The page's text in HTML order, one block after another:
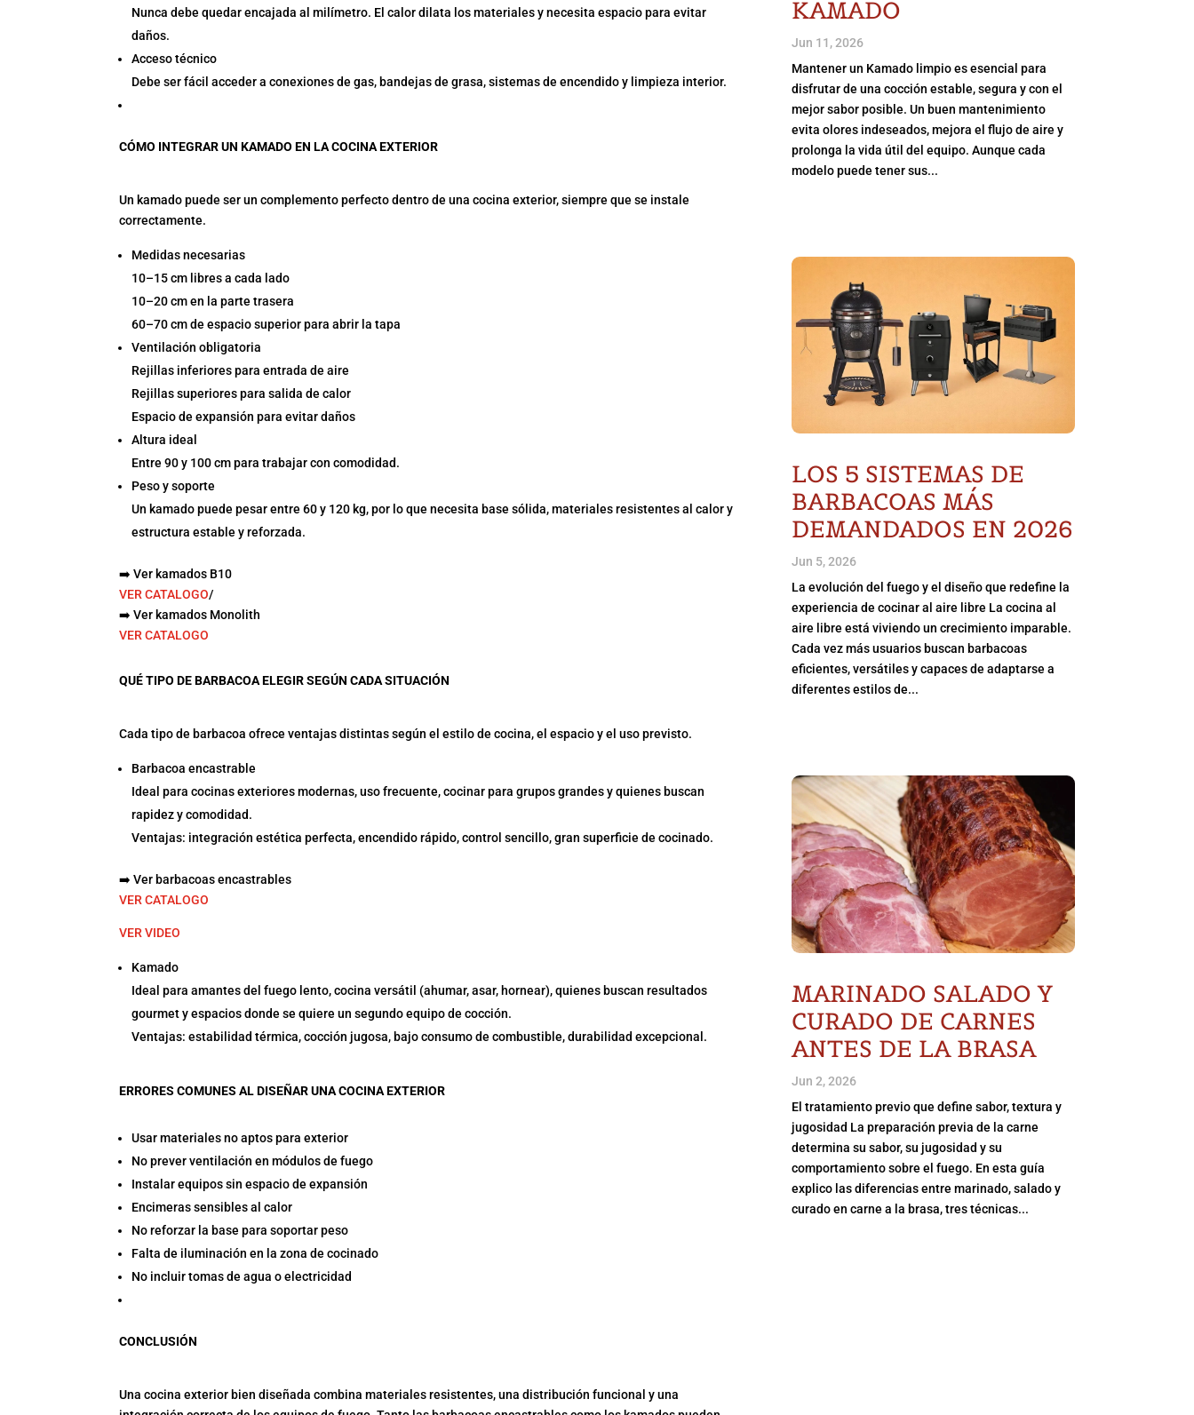
Nunca debe quedar encajada al milímetro. El calor dilata los materiales y necesita espacio para evitar
daños.
Acceso técnico
Debe ser fácil acceder a conexiones de gas, bandejas de grasa, sistemas de encendido y limpieza interior.
CÓMO INTEGRAR UN KAMADO EN LA COCINA EXTERIOR
Un kamado puede ser un complemento perfecto dentro de una cocina exterior, siempre que se instale
correctamente.
Medidas necesarias
10–15 cm libres a cada lado
10–20 cm en la parte trasera
60–70 cm de espacio superior para abrir la tapa
Ventilación obligatoria
Rejillas inferiores para entrada de aire
Rejillas superiores para salida de calor
Espacio de expansión para evitar daños
Altura ideal
Entre 90 y 100 cm para trabajar con comodidad.
Peso y soporte
Un kamado puede pesar entre 60 y 120 kg, por lo que necesita base sólida, materiales resistentes al calor y
estructura estable y reforzada.
➡️ Ver kamados B10
VER CATALOGO/
➡️ Ver kamados Monolith
VER CATALOGO
QUÉ TIPO DE BARBACOA ELEGIR SEGÚN CADA SITUACIÓN
Cada tipo de barbacoa ofrece ventajas distintas según el estilo de cocina, el espacio y el uso previsto.
Barbacoa encastrable
Ideal para cocinas exteriores modernas, uso frecuente, cocinar para grupos grandes y quienes buscan
rapidez y comodidad.
Ventajas: integración estética perfecta, encendido rápido, control sencillo, gran superficie de cocinado.
➡️ Ver barbacoas encastrables
VER CATALOGO
VER VIDEO
Kamado
Ideal para amantes del fuego lento, cocina versátil (ahumar, asar, hornear), quienes buscan resultados
gourmet y espacios donde se quiere un segundo equipo de cocción.
Ventajas: estabilidad térmica, cocción jugosa, bajo consumo de combustible, durabilidad excepcional.
ERRORES COMUNES AL DISEÑAR UNA COCINA EXTERIOR
Usar materiales no aptos para exterior
No prever ventilación en módulos de fuego
Instalar equipos sin espacio de expansión
Encimeras sensibles al calor
No reforzar la base para soportar peso
Falta de iluminación en la zona de cocinado
No incluir tomas de agua o electricidad
CONCLUSIÓN
Una cocina exterior bien diseñada combina materiales resistentes, una distribución funcional y una
KAMADO
Jun 11, 2026
Mantener un Kamado limpio es esencial para
disfrutar de una cocción estable, segura y con el
mejor sabor posible. Un buen mantenimiento
evita olores indeseados, mejora el flujo de aire y
prolonga la vida útil del equipo. Aunque cada
modelo puede tener sus...
LOS 5 SISTEMAS DE
BARBACOAS MÁS
DEMANDADOS EN 2026
Jun 5, 2026
La evolución del fuego y el diseño que redefine la
experiencia de cocinar al aire libre La cocina al
aire libre está viviendo un crecimiento imparable.
Cada vez más usuarios buscan barbacoas
eficientes, versátiles y capaces de adaptarse a
diferentes estilos de...
MARINADO SALADO Y
CURADO DE CARNES
ANTES DE LA BRASA
Jun 2, 2026
El tratamiento previo que define sabor, textura y
jugosidad La preparación previa de la carne
determina su sabor, su jugosidad y su
comportamiento sobre el fuego. En esta guía
explico las diferencias entre marinado, salado y
curado en carne a la brasa, tres técnicas...